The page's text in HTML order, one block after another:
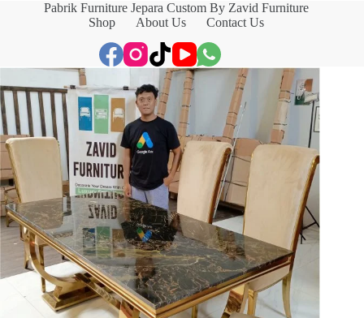
Pabrik Furniture Jepara Custom By Zavid Furniture
Shop
About Us Contact Us